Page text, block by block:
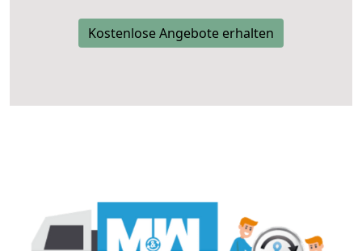
Kostenlose Angebote erhalten